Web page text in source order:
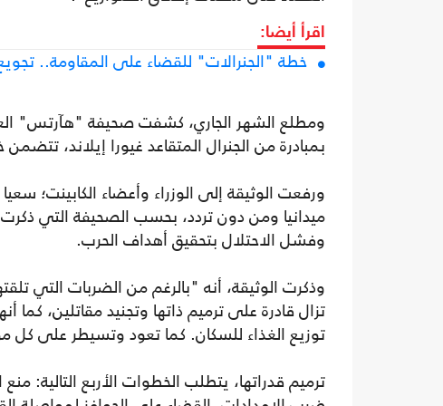
اقرأ أيضا:
خطة "الجنرالات" للقضاء على المقاومة.. تجويع
ومطلع الشهر الجاري، كشفت صحيفة "هآرتس"
بمبادرة من الجنرال المتقاعد غيورا إيلاند،
ورفعت الوثيقة إلى الوزراء وأعضاء الكابينت؛
ميدانيا ومن دون تردد، بحسب الصحيفة التي
وفشل الاحتلال بتحقيق أهداف الحرب.
وذكرت الوثيقة، أنه "بالرغم من الضربات التي
تزال قادرة على ترميم ذاتها وتجنيد مقاتلين، كما
توزيع الغذاء للسكان. كما تعود وتسيطر على كل
ترميم قدراتها، يتطلب الخطوات الأربع التالية: